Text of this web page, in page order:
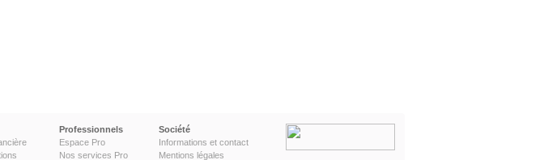
Professionnels
Espace Pro
Nos services Pro
Société
Informations et contact
Mentions légales